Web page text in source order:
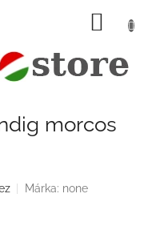
KOSÁR
morcos
Márka: none